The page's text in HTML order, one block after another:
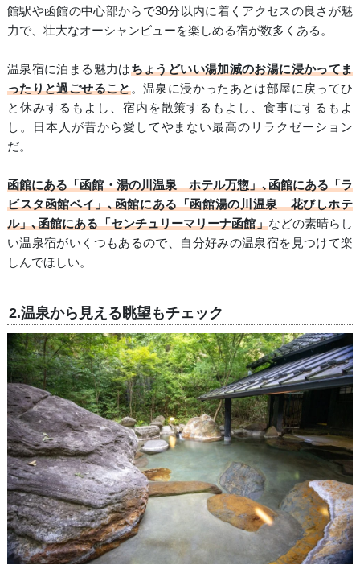
館駅や函館の中心部からで30分以内に着くアクセスの良さが魅
力で、壮大なオーシャンビューを楽しめる宿が数多くある。
温泉宿に泊まる魅力はちょうどいい湯加減のお湯に浸かってま
ったりと過ごせること。温泉に浸かったあとは部屋に戻ってひ
と休みするもよし、宿内を散策するもよし、食事にするもよ
し。日本人が昔から愛してやまない最高のリラクゼーション
だ。
函館にある「函館・湯の川温泉 ホテル万惣」､函館にある「ラ
ビスタ函館ベイ」､函館にある「函館湯の川温泉 花びしホテ
ル」､函館にある「センチュリーマリーナ函館」などの素晴らし
い温泉宿がいくつもあるので、自分好みの温泉宿を見つけて楽
しんでほしい。
2.温泉から見える眺望もチェック